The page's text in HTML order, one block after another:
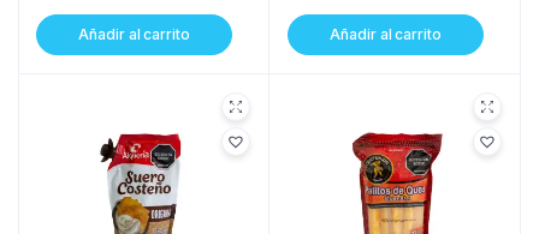
Añadir al carrito Añadir al carrito